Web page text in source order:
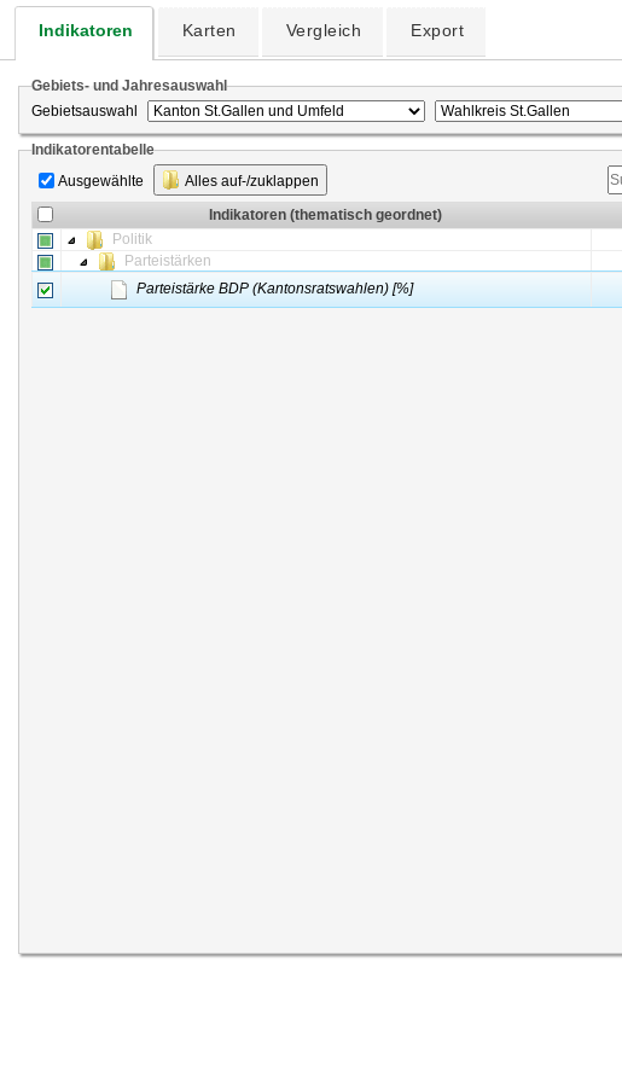
Indikatoren Karten Vergleich Export
Gebiets- und Jahresauswahl
Gebietsauswahl
Indikatorentabelle
Ausgewählte
Alles auf-/zuklappen
Indikatoren (thematisch geordnet)
Politik
Parteistärken
Parteistärke BDP (Kantonsratswahlen) [%]